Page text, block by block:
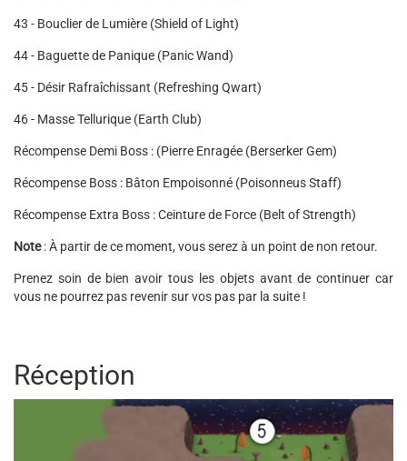
43 - Bouclier de Lumière (Shield of Light)
44 - Baguette de Panique (Panic Wand)
45 - Désir Rafraîchissant (Refreshing Qwart)
46 - Masse Tellurique (Earth Club)
Récompense Demi Boss : (Pierre Enragée (Berserker Gem)
Récompense Boss : Bâton Empoisonné (Poisonneus Staff)
Récompense Extra Boss : Ceinture de Force (Belt of Strength)
Note: À partir de ce moment, vous serez à un point de non retour.
Prenez soin de bien avoir tous les objets avant de continuer car
vous ne pourrez pas revenir sur vos pas par la suite !
Réception